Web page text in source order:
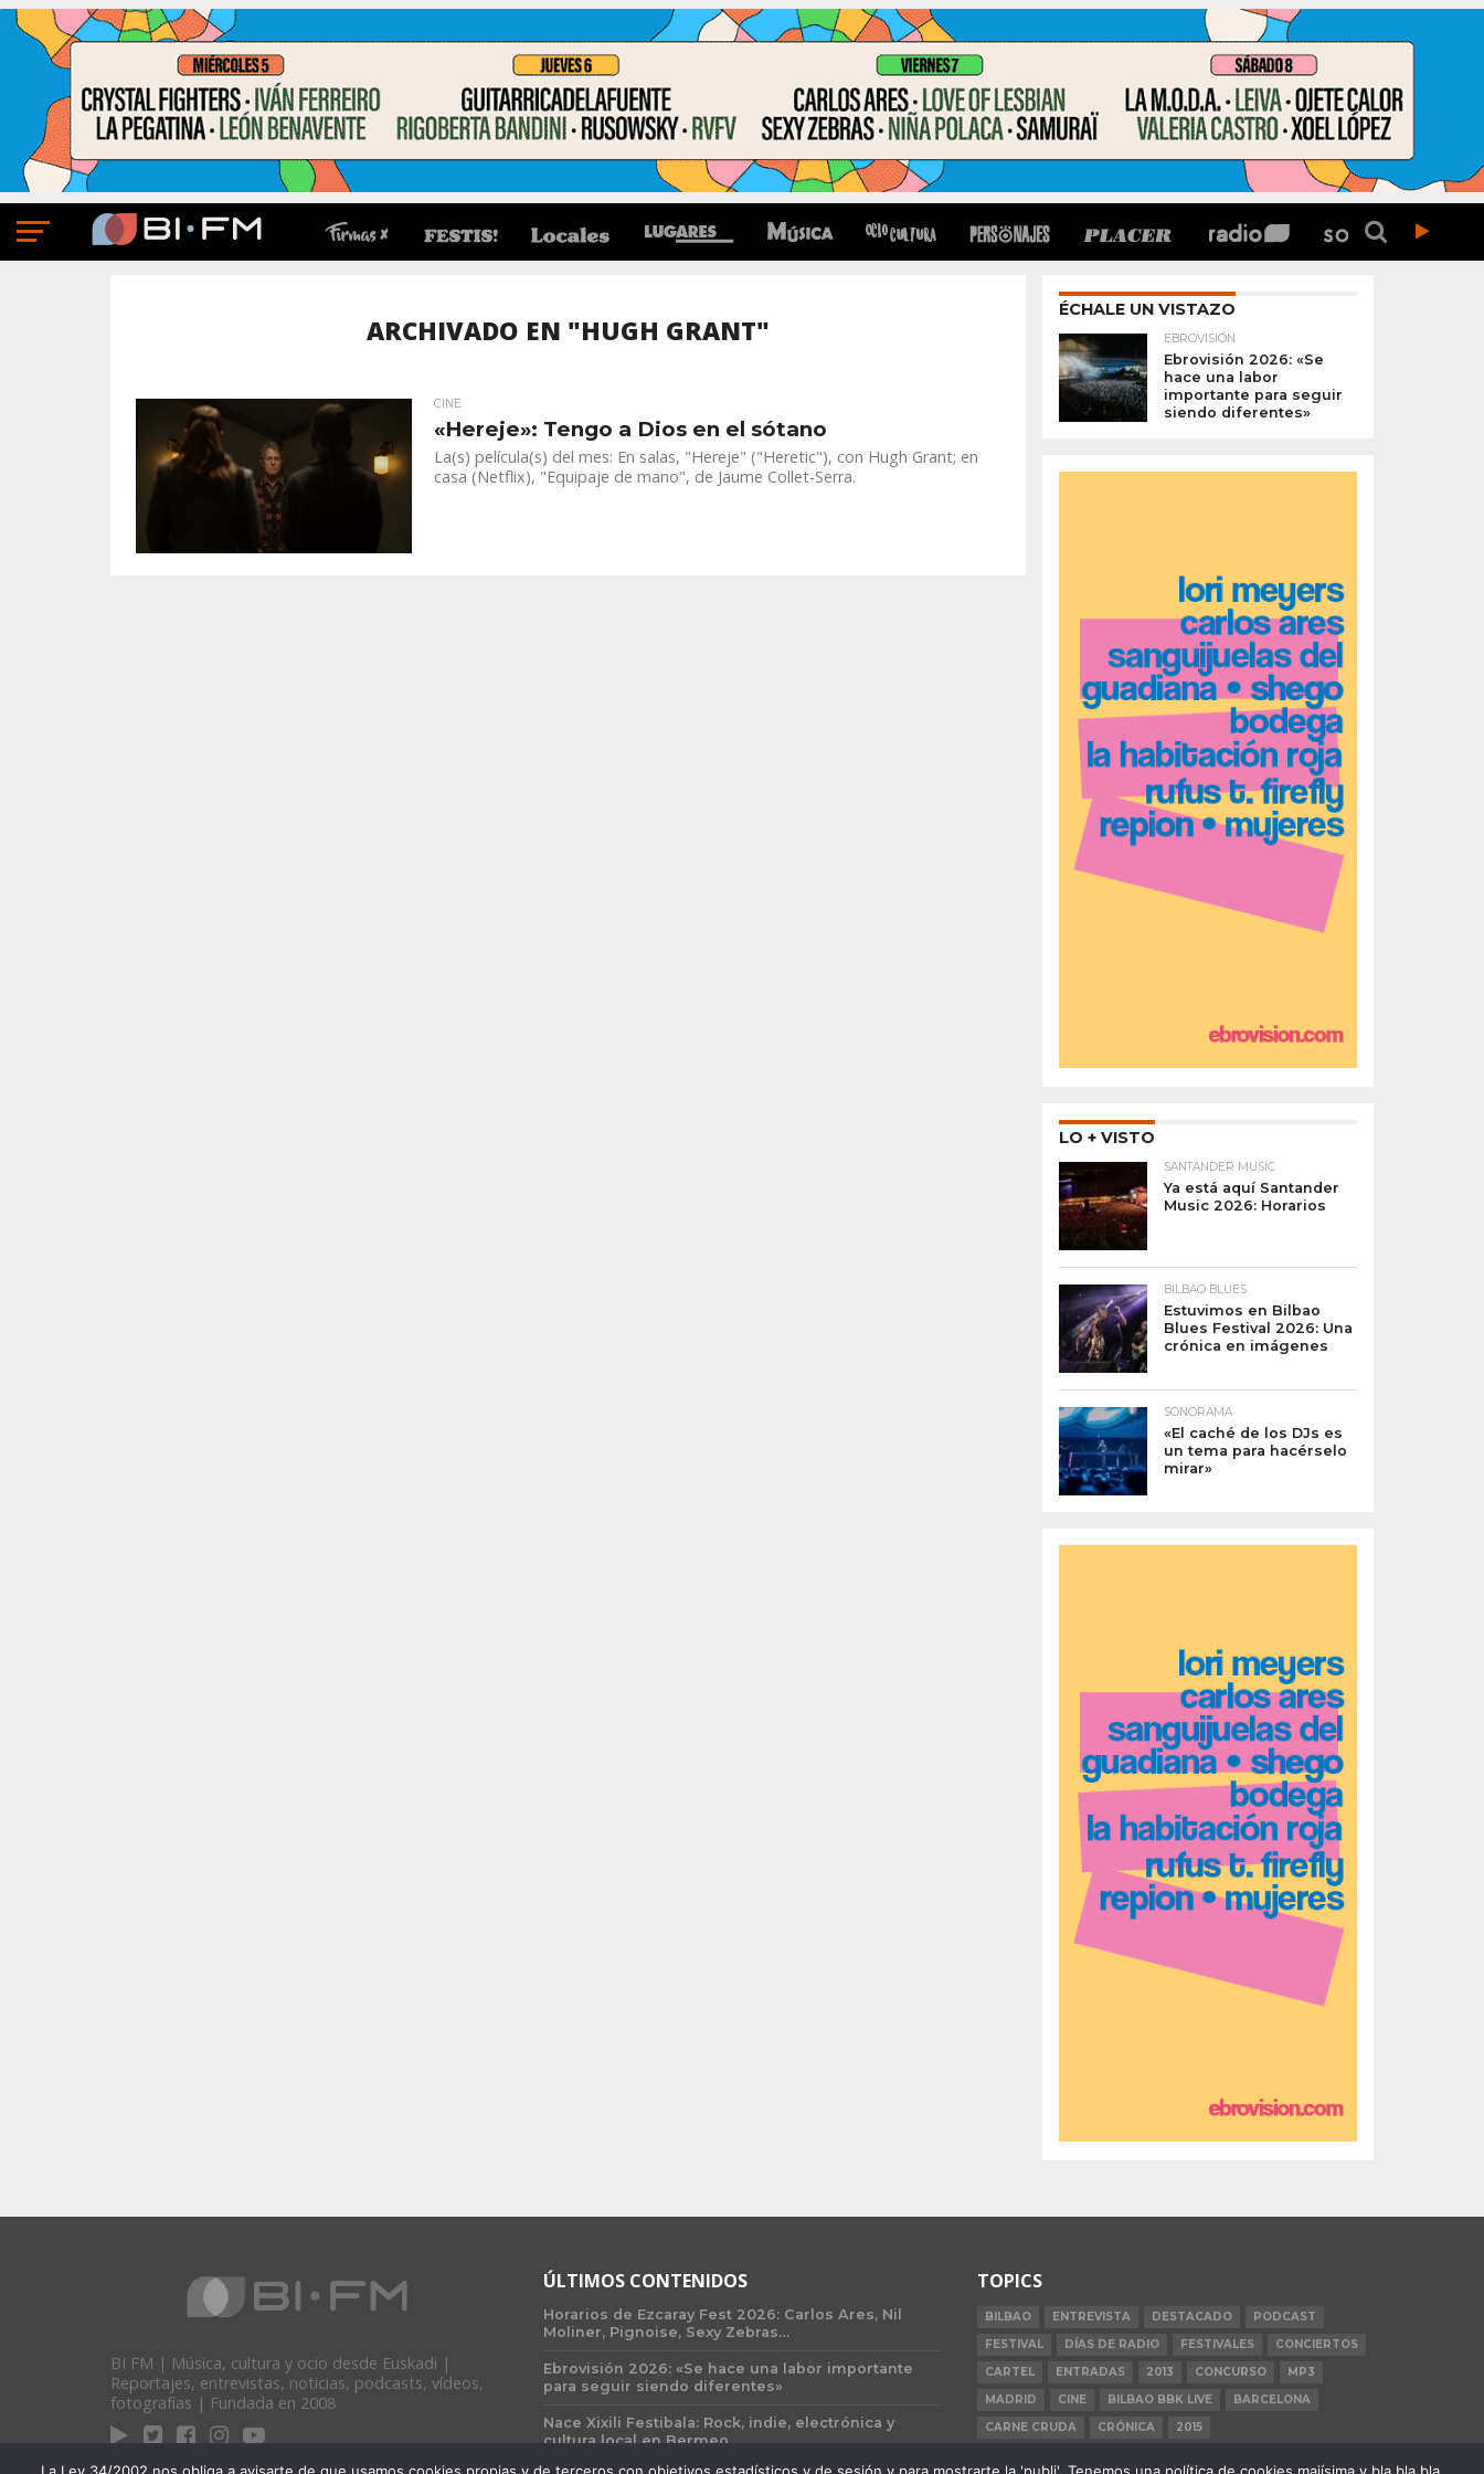
ARCHIVADO EN "HUGH GRANT"
CINE
«Hereje»: Tengo a Dios en el sótano
La(s) película(s) del mes: En salas, "Hereje" ("Heretic"), con Hugh Grant; en
casa (Netflix), "Equipaje de mano", de Jaume Collet-Serra.
ÉCHALE UN VISTAZO
EBROVISIÓN
Ebrovisión 2026: «Se
hace una labor
importante para seguir
siendo diferentes»
LO + VISTO
SANTANDER MUSIC
Ya está aquí Santander
Music 2026: Horarios
BILBAO BLUES
Estuvimos en Bilbao
Blues Festival 2026: Una
crónica en imágenes
SONORAMA
«El caché de los DJs es
un tema para hacérselo
mirar»
BI FM | Música, cultura y ocio desde Euskadi |
Reportajes, entrevistas, noticias, podcasts, vídeos,
fotografías | Fundada en 2008
ÚLTIMOS CONTENIDOS
Horarios de Ezcaray Fest 2026: Carlos Ares, Nil
Moliner, Pignoise, Sexy Zebras…
Ebrovisión 2026: «Se hace una labor importante
para seguir siendo diferentes»
Nace Xixili Festibala: Rock, indie, electrónica y
cultura local en Bermeo
TOPICS
BILBAO ENTREVISTA DESTACADO
PODCAST
FESTIVAL
DÍAS DE RADIO FESTIVALES
CONCIERTOS
CARTEL
ENTRADAS 2013 CONCURSO
MP3
MADRID
CINE BILBAO BBK LIVE
BARCELONA
CARNE CRUDA
CRÓNICA 2015